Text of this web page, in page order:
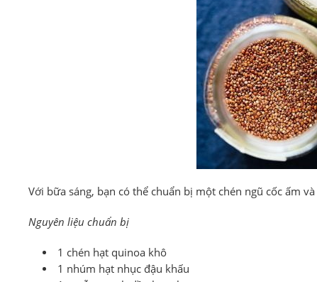
Với bữa sáng, bạn có thể chuẩn bị một chén ngũ cốc ấm
Nguyên liệu chuẩn bị
1 chén hạt quinoa khô
1 nhúm hạt nhục đậu khấu